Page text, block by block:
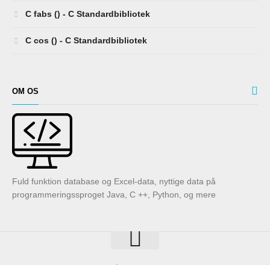
C fabs () - C Standardbibliotek
C cos () - C Standardbibliotek
OM OS
Fuld funktion database og Excel-data, nyttige data på
programmeringssproget Java, C ++, Python, og mere